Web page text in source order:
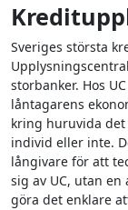
Sveriges största
storbanker. Hos
låntagarens
kring huruvida
individ eller inte.
långivare för att
sig av UC, utan
göra det enklare